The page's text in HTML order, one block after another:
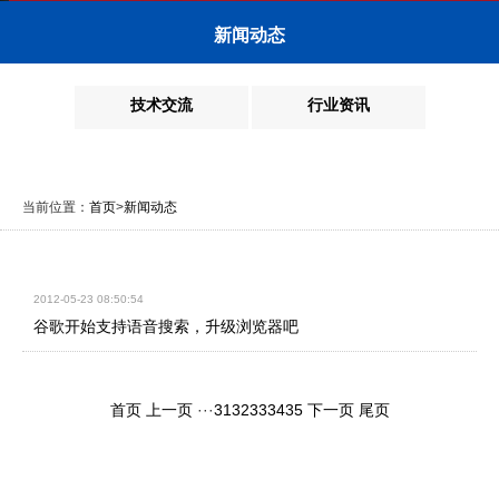
新闻动态
技术交流 行业资讯
当前位置： 首页>新闻动态
2012-05-23 08:50:54
谷歌开始支持语音搜索，升级浏览器吧
首页 上一页 ···3132333435 下一页 尾页